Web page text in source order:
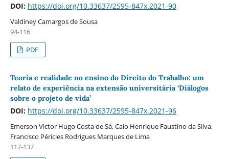
DOI: https://doi.org/10.33637/2595-847x.2021-90
Valdiney Camargos de Sousa
94-116
PDF
Teoria e realidade no ensino do Direito do Trabalho: um
relato de experiência na extensão universitária ‘Diálogos
sobre o projeto de vida’
DOI: https://doi.org/10.33637/2595-847x.2021-96
Emerson Victor Hugo Costa de Sá, Caio Henrique Faustino da Silva,
Francisco Péricles Rodrigues Marques de Lima
117-137